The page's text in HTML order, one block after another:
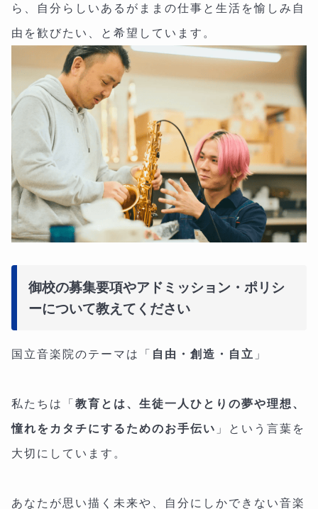
ら、自分らしいあるがままの仕事と生活を愉しみ自
由を歓びたい、と希望しています。
御校の募集要項やアドミッション・ポリシ
ーについて教えてください
国立音楽院のテーマは「 自由・創造・自立 」
私たちは「教育とは、生徒一人ひとりの夢や理想、
憧れをカタチにするためのお手伝い 」という言葉を
大切にしています。
あなたが思い描く未来や、自分にしかできない音楽